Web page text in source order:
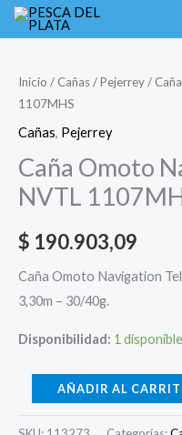
al
Inicio / Cañas/Pejerrey/
1107MHS
Cañas, Pejerrey
Caña Omoto
NVTL
$ 190.903,09
Caña Omoto Navigation
3,30m – 30/40g.
Disponibilidad: 1
Caña
Navigation
Tele
Spin
1107MHS
cantidad
AÑADIR AL